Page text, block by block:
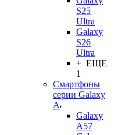
S25
Ultra
Galaxy
S26
Ultra
+ ЕЩЕ
1
Смартфоны
серии Galaxy
A
Galaxy
A57